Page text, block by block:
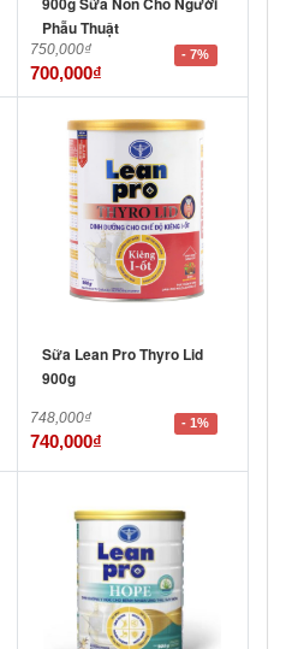
Phẫu Thuật
750,000₫
700,000₫
- 7%
Sữa Lean Pro Thyro Lid
900g
748,000₫
740,000₫
- 1%